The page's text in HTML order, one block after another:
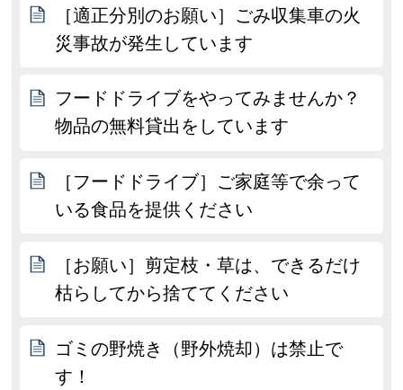
［適正分別のお願い］ごみ収集車の火
災事故が発生しています
フードドライブをやってみませんか？
物品の無料貸出をしています
［フードドライブ］ご家庭等で余って
いる食品を提供ください
［お願い］剪定枝・草は、できるだけ
枯らしてから捨ててください
ゴミの野焼き（野外焼却）は禁止で
す！